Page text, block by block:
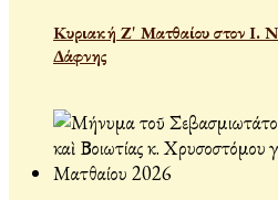
Κυριακή Ζ' Ματθαίου στον Ι.
Δάφνης